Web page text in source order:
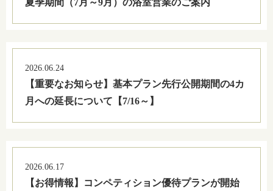
夏季期間（7月～9月）の浴室営業のご案内
2026.06.24
【重要なお知らせ】基本プラン先行公開期間の4カ
月への延長について【7/16～】
2026.06.17
【お得情報】コンペティション優待プランが開始